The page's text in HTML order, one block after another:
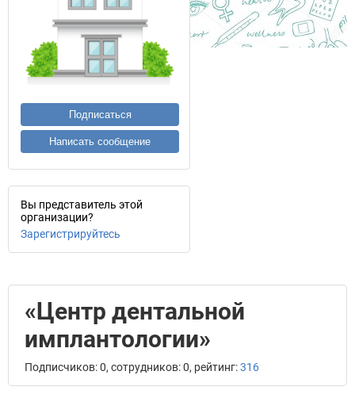
Подписаться
Написать сообщение
Вы представитель этой
организации?
Зарегистрируйтесь
«Центр дентальной
имплантологии»
Подписчиков: 0, сотрудников: 0, рейтинг:316